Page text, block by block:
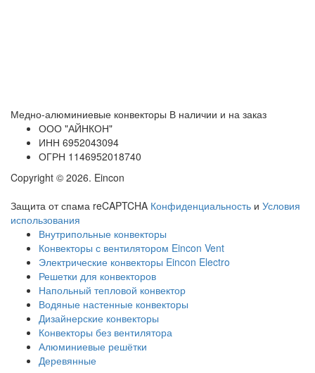
Медно-алюминиевые конвекторы В наличии и на заказ
ООО "АЙНКОН"
ИНН 6952043094
ОГРН 1146952018740
Copyright © 2026. Eincon
Защита от спама reCAPTCHA Конфиденциальность и Условия
использования
Внутрипольные конвекторы
Конвекторы с вентилятором Eincon Vent
Электрические конвекторы Eincon Electro
Решетки для конвекторов
Напольный тепловой конвектор
Водяные настенные конвекторы
Дизайнерские конвекторы
Конвекторы без вентилятора
Алюминиевые решётки
Деревянные